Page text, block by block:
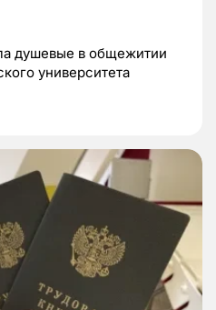
душевые в общежитии
университета